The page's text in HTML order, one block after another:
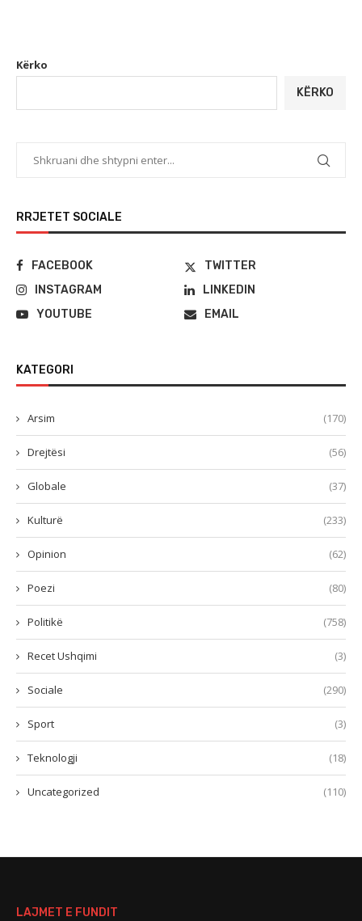
Kërko
KËRKO
RRJETET SOCIALE
FACEBOOK
TWITTER
INSTAGRAM
LINKEDIN
YOUTUBE
EMAIL
KATEGORI
Arsim (170)
Drejtësi (56)
Globale (37)
Kulturë (233)
Opinion (62)
Poezi (80)
Politikë (758)
Recet Ushqimi (3)
Sociale (290)
Sport (3)
Teknologji (18)
Uncategorized (110)
LAJMET E FUNDIT